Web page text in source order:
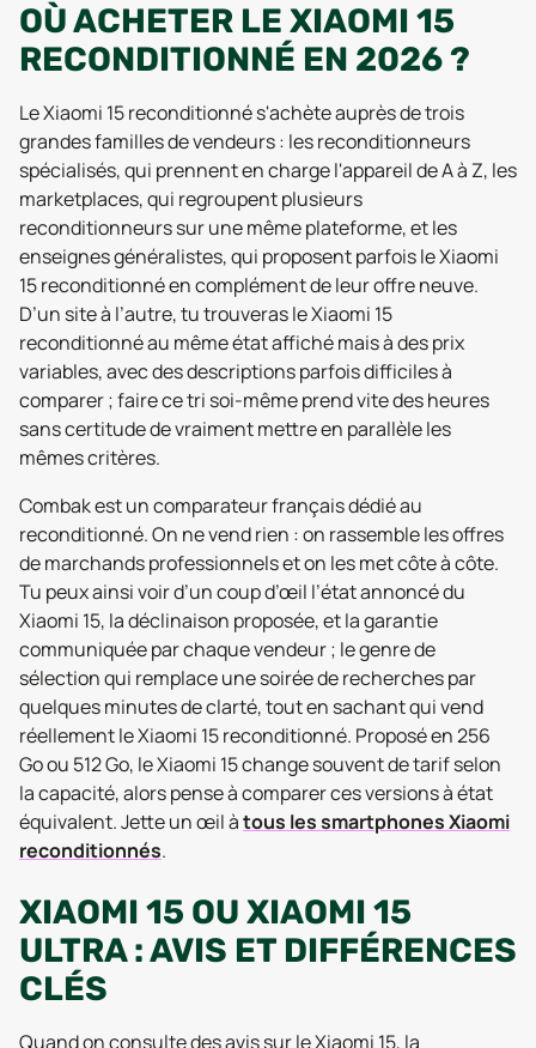
OÙ ACHETER LE XIAOMI 15
RECONDITIONNÉ EN 2026 ?
Le Xiaomi 15 reconditionné s'achète auprès de trois
grandes familles de vendeurs : les reconditionneurs
spécialisés, qui prennent en charge l'appareil de A à Z, les
marketplaces, qui regroupent plusieurs
reconditionneurs sur une même plateforme, et les
enseignes généralistes, qui proposent parfois le Xiaomi
15 reconditionné en complément de leur offre neuve.
D’un site à l’autre, tu trouveras le Xiaomi 15
reconditionné au même état affiché mais à des prix
variables, avec des descriptions parfois difficiles à
comparer ; faire ce tri soi-même prend vite des heures
sans certitude de vraiment mettre en parallèle les
mêmes critères.
Combak est un comparateur français dédié au
reconditionné. On ne vend rien : on rassemble les offres
de marchands professionnels et on les met côte à côte.
Tu peux ainsi voir d’un coup d’œil l’état annoncé du
Xiaomi 15, la déclinaison proposée, et la garantie
communiquée par chaque vendeur ; le genre de
sélection qui remplace une soirée de recherches par
quelques minutes de clarté, tout en sachant qui vend
réellement le Xiaomi 15 reconditionné. Proposé en 256
Go ou 512 Go, le Xiaomi 15 change souvent de tarif selon
la capacité, alors pense à comparer ces versions à état
équivalent. Jette un œil àtous les smartphones Xiaomi
reconditionnés.
XIAOMI 15 OU XIAOMI 15
ULTRA : AVIS ET DIFFÉRENCES
CLÉS
Quand on consulte des avis sur le Xiaomi 15, la